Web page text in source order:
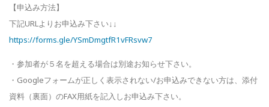
【申込み方法】
下記URLよりお申込み下さい↓↓
https://forms.gle/YSmDmgtfR1vFRsvw7
・参加者が５名を超える場合は別途お知らせ下さい。
・Googleフォームが正しく表示されない/お申込みできない方は、添付
資料（裏面）のFAX用紙を記入しお申込み下さい。